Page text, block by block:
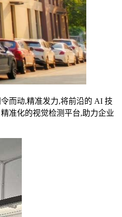
而动,精准发力,将前沿的 AI 技
准化的视觉检测平台,助力企业